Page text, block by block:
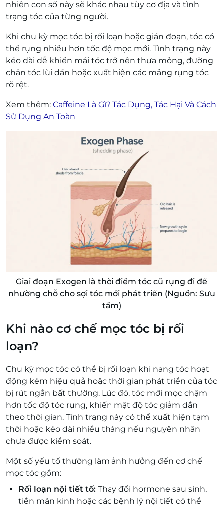
nhiên con số này sẽ khác nhau tùy cơ địa và tình
trạng tóc của từng người.
Khi chu kỳ mọc tóc bị rối loạn hoặc gián đoạn, tóc có
thể rụng nhiều hơn tốc độ mọc mới. Tình trạng này
kéo dài dễ khiến mái tóc trở nên thưa mỏng, đường
chân tóc lùi dần hoặc xuất hiện các mảng rụng tóc
rõ rệt.
Xem thêm: Caffeine Là Gì? Tác Dụng, Tác Hại Và Cách
Sử Dụng An Toàn
Giai đoạn Exogen là thời điểm tóc cũ rụng đi để
nhường chỗ cho sợi tóc mới phát triển (Nguồn: Sưu
tầm)
Khi nào cơ chế mọc tóc bị rối
loạn?
Chu kỳ mọc tóc có thể bị rối loạn khi nang tóc hoạt
động kém hiệu quả hoặc thời gian phát triển của tóc
bị rút ngắn bất thường. Lúc đó, tóc mới mọc chậm
hơn tốc độ tóc rụng, khiến mật độ tóc giảm dần
theo thời gian. Tình trạng này có thể xuất hiện tạm
thời hoặc kéo dài nhiều tháng nếu nguyên nhân
chưa được kiểm soát.
Một số yếu tố thường làm ảnh hưởng đến cơ chế
mọc tóc gồm:
Rối loạn nội tiết tố: Thay đổi hormone sau sinh,
tiền mãn kinh hoặc các bệnh lý nội tiết có thể